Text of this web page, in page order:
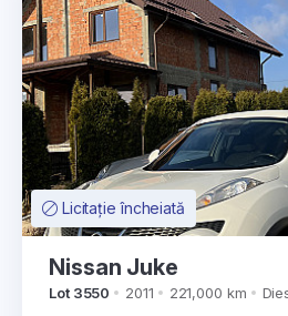
Licitație încheiată
Nissan Juke
Lot 3550 2011 221,000 km